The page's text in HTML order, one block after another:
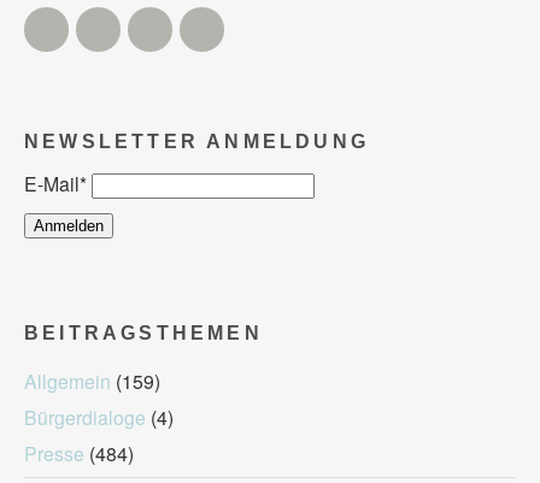
Twitter FacebookInstagram
NEWSLETTER ANMELDUNG
E-Mail*
BEITRAGSTHEMEN
Allgemein (159)
Bürgerdialoge (4)
Presse (484)